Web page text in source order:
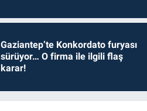
Gaziantep’te Konkordato furyası
sürüyor… O firma ile ilgili flaş
karar!